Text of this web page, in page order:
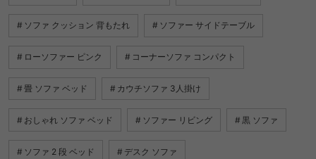
ソファ クッション 背もたれ ソファー サイドテーブル
ローソファー ピンク コーナーソファ コンパクト
畳 ソファ ベッド カウチソファ 3人掛け
おしゃれ ソファ ベッド ソファー リビング 黒 ソファ
ソファ 2 段 ベッド デスク ソファ